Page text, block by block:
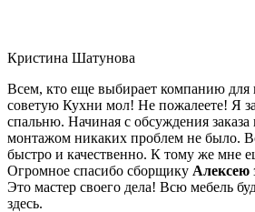
Кристина Шатунова
Всем, кто еще выбирает компанию для
советую Кухни мол! Не пожалеете! Я
спальню. Начиная с обсуждения заказа
монтажом никаких проблем не было.
быстро и качественно. К тому же мне
Огромное спасибо сборщику Алексею
Это мастер своего дела! Всю мебель
здесь.